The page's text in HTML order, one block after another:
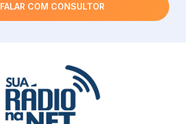
FALAR COM CONSULTOR